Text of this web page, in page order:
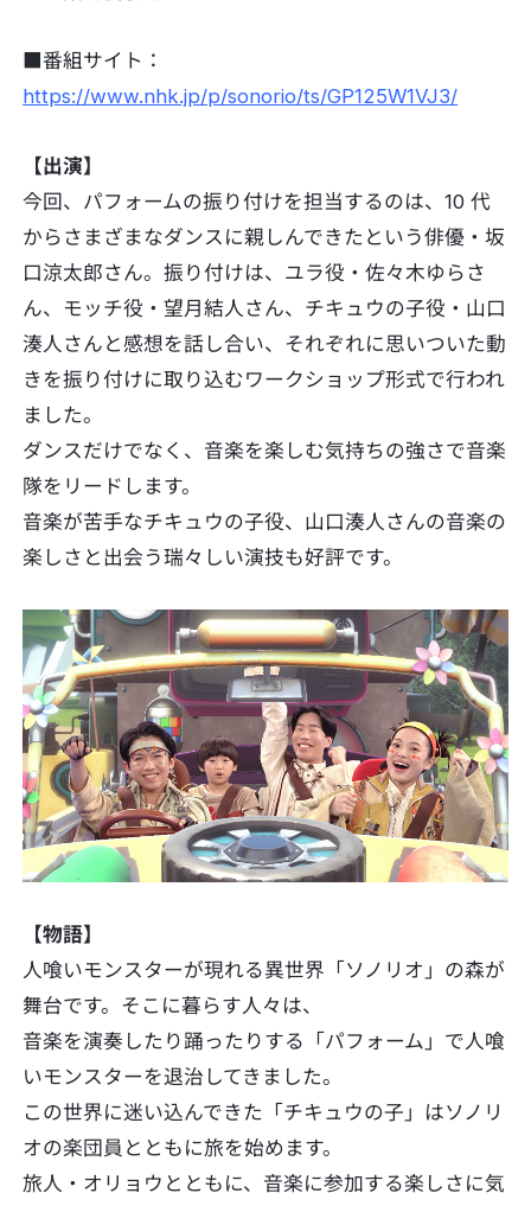
■番組サイト：
https://www.nhk.jp/p/sonorio/ts/GP125W1VJ3/
【出演】
今回、パフォームの振り付けを担当するのは、10 代
からさまざまなダンスに親しんできたという俳優・坂
口涼太郎さん。振り付けは、ユラ役・佐々木ゆらさ
ん、モッチ役・望月結人さん、チキュウの子役・山口
湊人さんと感想を話し合い、それぞれに思いついた動
きを振り付けに取り込むワークショップ形式で行われ
ました。
ダンスだけでなく、音楽を楽しむ気持ちの強さで音楽
隊をリードします。
音楽が苦手なチキュウの子役、山口湊人さんの音楽の
楽しさと出会う瑞々しい演技も好評です。
【物語】
人喰いモンスターが現れる異世界「ソノリオ」の森が
舞台です。そこに暮らす人々は、
音楽を演奏したり踊ったりする「パフォーム」で人喰
いモンスターを退治してきました。
この世界に迷い込んできた「チキュウの子」はソノリ
オの楽団員とともに旅を始めます。
旅人・オリョウとともに、音楽に参加する楽しさに気